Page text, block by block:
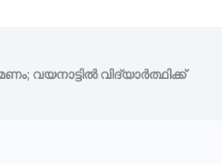
വയനാട്ടിൽ വിദ്യാർത്ഥിക്ക്